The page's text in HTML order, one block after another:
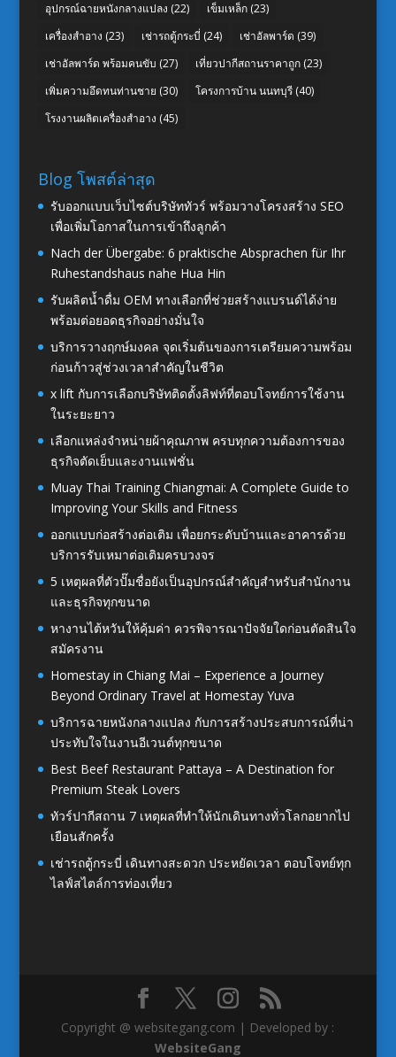
อุปกรณ์ฉายหนังกลางแปลง (22) เข็มเหล็ก(23)
เครื่องสำอาง (23) เช่ารถตู้กระบี่ (24) เช่าอัลพาร์ด (39)
เช่าอัลพาร์ด พร้อมคนขับ (27) เที่ยวปากีสถานราคาถูก(23)
เพิ่มความอึดทนท่านชาย (30) โครงการบ้าน นนทบุรี(40)
โรงงานผลิตเครื่องสำอาง (45)
Blog โพสต์ล่าสุด
รับออกแบบเว็บไซต์บริษัททัวร์ พร้อมวางโครงสร้าง SEO
เพื่อเพิ่มโอกาสในการเข้าถึงลูกค้า
Nach der Übergabe: 6 praktische Absprachen für Ihr
Ruhestandshaus nahe Hua Hin
รับผลิตน้ำดื่ม OEM ทางเลือกที่ช่วยสร้างแบรนด์ได้ง่าย
พร้อมต่อยอดธุรกิจอย่างมั่นใจ
บริการวางฤกษ์มงคล จุดเริ่มต้นของการเตรียมความพร้อม
ก่อนก้าวสู่ช่วงเวลาสำคัญในชีวิต
x lift กับการเลือกบริษัทติดตั้งลิฟท์ที่ตอบโจทย์การใช้งาน
ในระยะยาว
เลือกแหล่งจำหน่ายผ้าคุณภาพ ครบทุกความต้องการของ
ธุรกิจตัดเย็บและงานแฟชั่น
Muay Thai Training Chiangmai: A Complete Guide to
Improving Your Skills and Fitness
ออกแบบก่อสร้างต่อเติม เพื่อยกระดับบ้านและอาคารด้วย
บริการรับเหมาต่อเติมครบวงจร
5 เหตุผลที่ตัวปั๊มชื่อยังเป็นอุปกรณ์สำคัญสำหรับสำนักงาน
และธุรกิจทุกขนาด
หางานไต้หวันให้คุ้มค่า ควรพิจารณาปัจจัยใดก่อนตัดสินใจ
สมัครงาน
Homestay in Chiang Mai – Experience a Journey
Beyond Ordinary Travel at Homestay Yuva
บริการฉายหนังกลางแปลง กับการสร้างประสบการณ์ที่น่า
ประทับใจในงานอีเวนต์ทุกขนาด
Best Beef Restaurant Pattaya – A Destination for
Premium Steak Lovers
ทัวร์ปากีสถาน 7 เหตุผลที่ทำให้นักเดินทางทั่วโลกอยากไป
เยือนสักครั้ง
เช่ารถตู้กระบี่ เดินทางสะดวก ประหยัดเวลา ตอบโจทย์ทุก
ไลฟ์สไตล์การท่องเที่ยว
Copyright @ websitegang.com | Developed by :
WebsiteGang